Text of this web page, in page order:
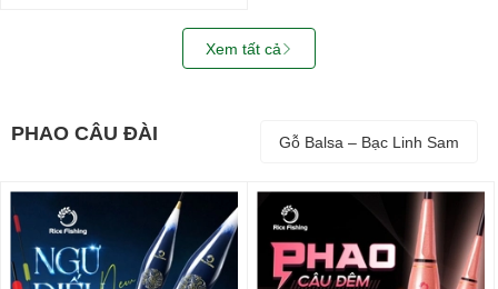
Xem tất cả
PHAO CÂU ĐÀI Gỗ Balsa – Bạc Linh Sam